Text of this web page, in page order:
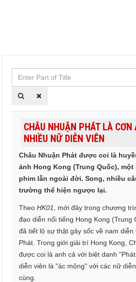
Enter
Part
of
CHÂU NHUẬN PHÁT LÀ CƠN
NHIỀU NỮ DIỄN VIÊN
Châu Nhuận Phát được coi là
ảnh Hong Kong (Trung Quốc),
phim lẫn ngoài đời. Song, nhiều
trường thể hiện ngược lại.
TheoHK01
, mới đây trong chương
đạo diễn nổi tiếng Hong Kong (Trung
đã tiết lộ sự thật gây sốc về nam diễn
Phát. Trong giới giải trí Hong Kong,
được coi là anh cả với biệt danh
diễn viên là "ác mộng" với các nữ
cùng.